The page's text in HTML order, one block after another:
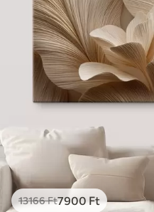
13166Ft7900 Ft